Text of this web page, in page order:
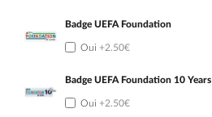
Badge UEFA Foundation
Oui +2.50€
Badge UEFA Foundation 10 Years
Oui +2.50€